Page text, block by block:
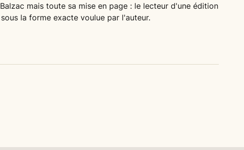
mais toute sa mise en page : le lecteur d'une édition
la forme exacte voulue par l'auteur.